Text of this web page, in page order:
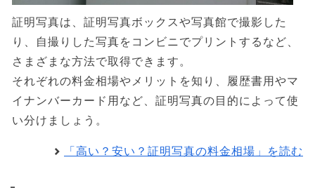
証明写真は、証明写真ボックスや写真館で撮影した
り、自撮りした写真をコンビニでプリントするなど、
さまざまな方法で取得できます。
それぞれの料金相場やメリットを知り、履歴書用やマ
イナンバーカード用など、証明写真の目的によって使
い分けましょう。
「高い？安い？証明写真の料金相場」を読む